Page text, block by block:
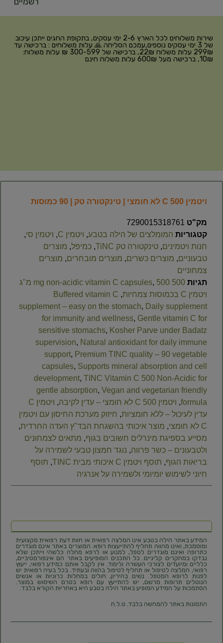
שירות משלוחים לכל הארץ 2-6 ימי עסקים, בתקופת החגים ייתכן עיכוב
של 3 ימי עסקים נוספים,עמכם הסליחה 🙏 עלות משלוחים : ברכישה עד
299₪ עלות משלוח 22₪, ברכישה של 300-599 ₪ עלות משלוח:
10₪, ברכישה מעל 600₪ עלות משלוח חינם
ויטמין C 500 לא חומצי | טינקטורה טק | 90 כמוסות
מק"ט 7290015318761
קטגוריות המומלצים של הילה בטבע, ויטמין C , ויטמין סי,
חנות ויטמינים, טינקטורה טק TiNC , כמיפל, מוצרים
טבעוניים, מוצרים כשרים, מוצרים מובחרים, מוצרים
צמחוניים
תגיות 500 mg non-acidic vitamin C capsules
,
500 מ"ג
ויטמין C בכמוסות צמחיות
,
Buffered vitamin C
supplement – easy on the stomach, Daily supplement
for immunity and wellness, Gentle vitamin C for
sensitive stomachs, Kosher Parve under Badatz
supervision, Natural antioxidant for daily immune
support, Premium TINC quality – 90 vegetable
capsules, Supports mineral absorption and cell
development, TINC Vitamin C 500 Non-Acidic for
gentle absorption, Vegan and vegetarian friendly
formula
, ויטמין C 500 לא חומצי – עדין לקיבה ,
ויטמין C
עדין לעיכול – ללא חומציות, חיזוק מערכת החיסון עם ויטמין
C לא חומצי
, מוצר איכותי בהשגחת הבד"ץ העדה החרדית,
מסייע בספיגת מינרלים חשובים בגוף, מתאים לצמחונים
ולטבעונים – כשר פרווה, נוגד חמצון טבעי לשמירה על
בריאות הגוף, תוסף ויטמין C איכותי מבית TINC , תוסף
חיוני לשימוש יומיומי ולשמירה על אנרגיה
המידע באתר הילה בטבע אינו המלצה רפואית או חוות דעת רפואית מקצועית
ומוסמכת, ואינו מהווה תחליף להתייעצות רופא. המוצרים באתר אינם מוגדרים
כתרופה ואינם מוגדרים לטפל, למנוע או לרפא מחלה כלשהי וייתכן שלא
נבדקו במחקרים קליניים. כל התכנים המופיעים באתר הם אינפורמטיביים,
כלליים ומיועדים לצורכי העשרה ולימוד. אין לקבל אותם כמידע רפואי, ייעוץ
רפואי, המלצה לטיפול או תחליף לטיפול בהווה ובעתיד. בכל בעיה רפואית יש
לפנות לרופא המטפל. נשים בהיריון, חולים במחלות כרוניות או אנשים
הנוטלים תרופות מרשם, יש להתייעץ עם רופא בטרם השימוש במוצר.
הסתמכות על המידע המופיע באתר הילה בטבע היא באחריות הקורא בלבד.
התמונות באתר להמחשה בלבד. ט.ל.ח